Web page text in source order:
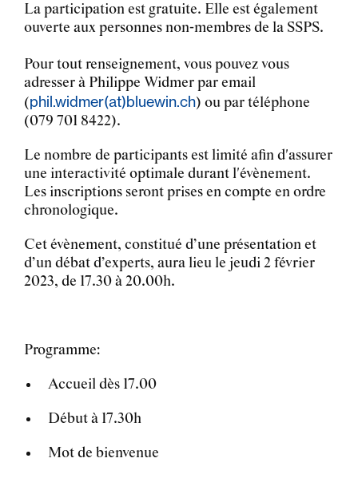
La participation est gratuite. Elle est également
ouverte aux personnes non-membres de la SSPS.
Pour tout renseignement, vous pouvez vous
adresser à Philippe Widmer par email
(phil.widmer(at)bluewin.ch) ou par téléphone
(079 701 8422).
Le nombre de participants est limité afin d'assurer
une interactivité optimale durant l'évènement.
Les inscriptions seront prises en compte en ordre
chronologique.
Cet évènement, constitué d’une présentation et
d’un débat d’experts, aura lieu le jeudi 2 février
2023, de 17.30 à 20.00h.
Programme:
Accueil dès 17.00
Début à 17.30h
Mot de bienvenue